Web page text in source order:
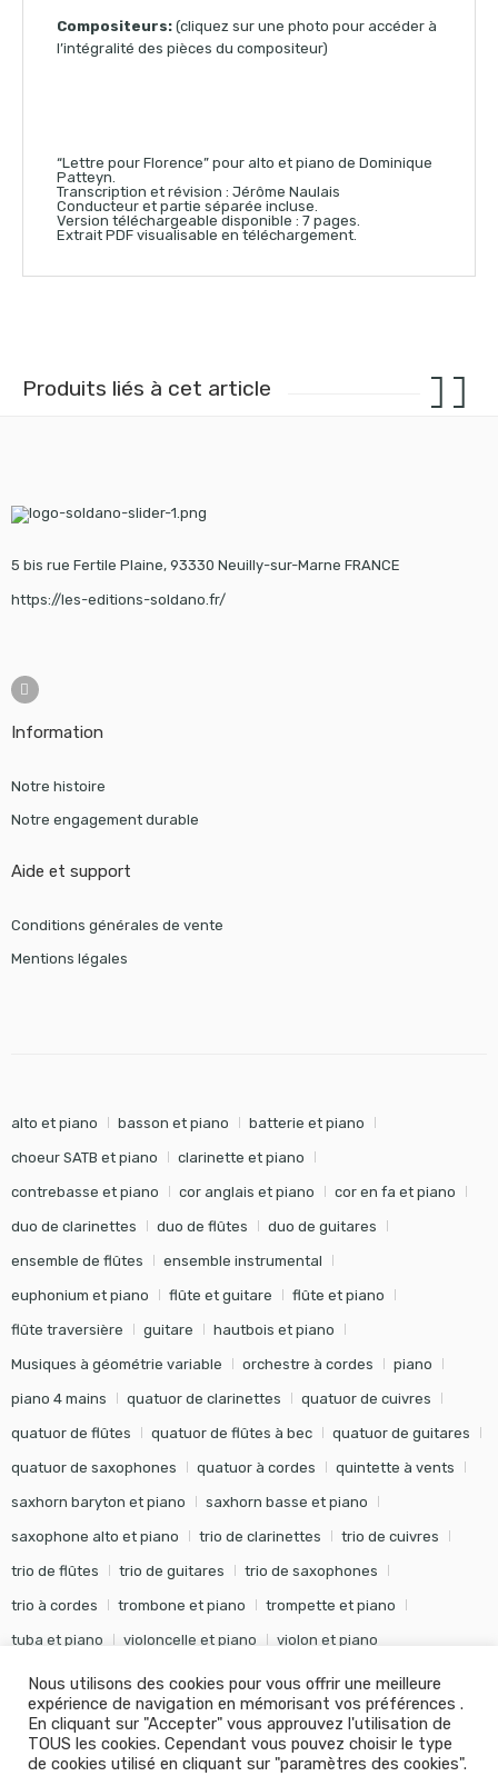
Compositeurs: (cliquez sur une photo pour accéder à
l’intégralité des pièces du compositeur)
“Lettre pour Florence” pour alto et piano de Dominique
Patteyn.
Transcription et révision : Jérôme Naulais
Conducteur et partie séparée incluse.
Version téléchargeable disponible : 7 pages.
Extrait PDF visualisable en téléchargement.
Produits liés à cet article
5 bis rue Fertile Plaine, 93330 Neuilly-sur-Marne FRANCE
https://les-editions-soldano.fr/
Information
Notre histoire
Notre engagement durable
Aide et support
Conditions générales de vente
Mentions légales
alto et piano basson et piano batterie et piano
choeur SATB et piano clarinette et piano
contrebasse et piano cor anglais et piano cor en fa et piano
duo de clarinettes duo de flûtes duo de guitares
ensemble de flûtes ensemble instrumental
euphonium et piano flûte et guitare flûte et piano
flûte traversière guitare hautbois et piano
Musiques à géométrie variable orchestre à cordes piano
piano 4 mains quatuor de clarinettes quatuor de cuivres
quatuor de flûtes quatuor de flûtes à bec quatuor de guitares
quatuor de saxophones quatuor à cordes quintette à vents
saxhorn baryton et piano saxhorn basse et piano
saxophone alto et piano trio de clarinettes trio de cuivres
trio de flûtes trio de guitares trio de saxophones
trio à cordes trombone et piano trompette et piano
tuba et piano violoncelle et piano violon et piano
© Editions Soldano - Tous droits réservés - Conception Khalid
Nous utilisons des cookies pour vous offrir une meilleure
expérience de navigation en mémorisant vos préférences .
En cliquant sur "Accepter" vous approuvez l'utilisation de
TOUS les cookies. Cependant vous pouvez choisir le type
de cookies utilisé en cliquant sur "paramètres des cookies".